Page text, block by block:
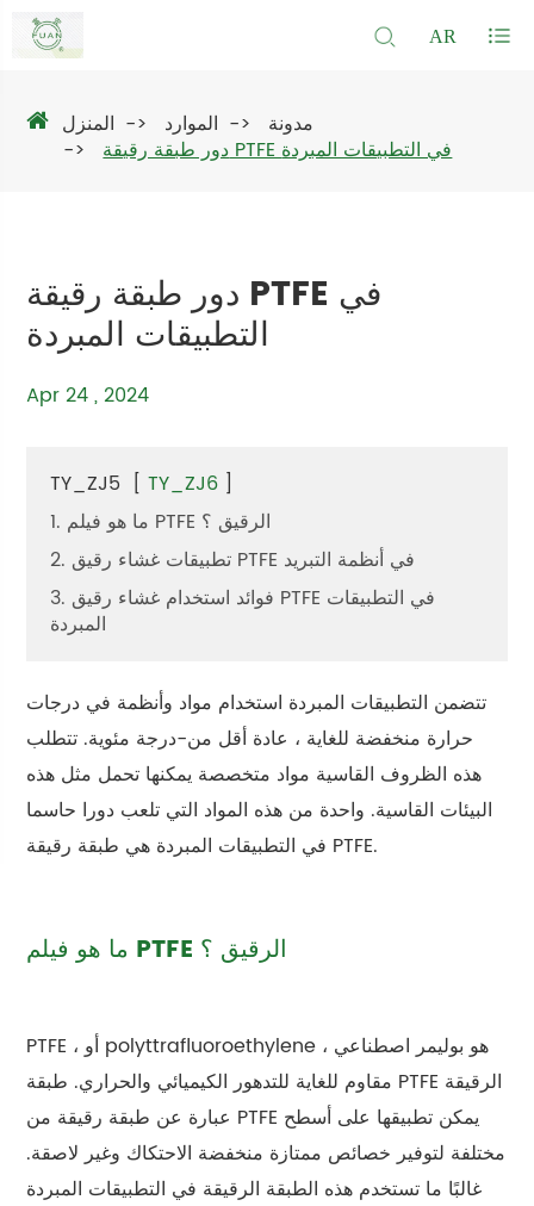
AR
المنزل الموارد
مدونة
دور طبقة رقيقة PTFE في التطبيقات المبردة
دور طبقة رقيقة PTFE في
التطبيقات المبردة
Apr 24 , 2024
TY_ZJ5 [ TY_ZJ6 ]
1. ما هو فيلم PTFE الرقيق ؟
2. تطبيقات غشاء رقيق PTFE في أنظمة التبريد
3. فوائد استخدام غشاء رقيق PTFE في التطبيقات
المبردة
تتضمن التطبيقات المبردة استخدام مواد وأنظمة في درجات
حرارة منخفضة للغاية ، عادة أقل من-درجة مئوية. تتطلب
هذه الظروف القاسية مواد متخصصة يمكنها تحمل مثل هذه
البيئات القاسية. واحدة من هذه المواد التي تلعب دورا حاسما
في التطبيقات المبردة هي طبقة رقيقة PTFE.
ما هو فيلم PTFE الرقيق ؟
PTFE ، أو polyttrafluoroethylene ، هو بوليمر اصطناعي
مقاوم للغاية للتدهور الكيميائي والحراري. طبقة PTFE الرقيقة
عبارة عن طبقة رقيقة من PTFE يمكن تطبيقها على أسطح
مختلفة لتوفير خصائص ممتازة منخفضة الاحتكاك وغير لاصقة.
غالبًا ما تستخدم هذه الطبقة الرقيقة في التطبيقات المبردة